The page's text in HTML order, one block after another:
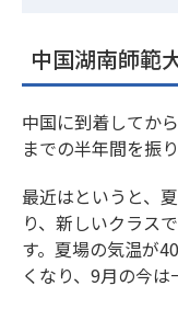
中国湖南師範
中国に到着してか
までの半年間を振
最近はというと、
り、新しいクラス
す。夏場の気温が
くなり、9月の今は